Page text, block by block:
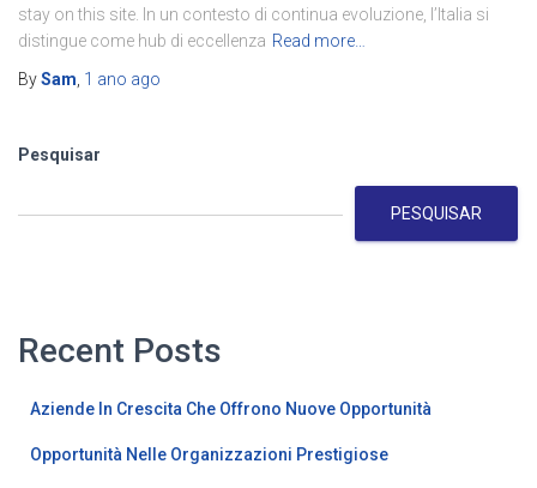
stay on this site. In un contesto di continua evoluzione, l’Italia si
distingue come hub di eccellenza Read more…
BySam 1 ano ago
Pesquisar
PESQUISAR
Recent Posts
Aziende In Crescita Che Offrono Nuove Opportunità
Opportunità Nelle Organizzazioni Prestigiose